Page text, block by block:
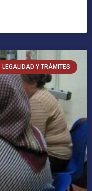
LEGALIDAD Y TRÁMITES